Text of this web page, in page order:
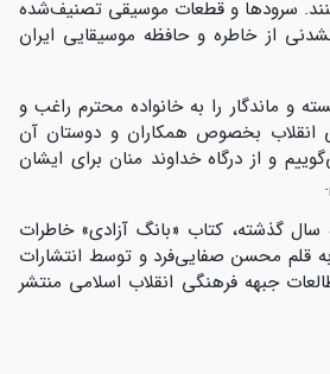
سرودها و قطعات موسیقی تصنیف‌شده
از خاطره و حافظه موسیقایی ایران
و ماندگار را به خانواده محترم راغب و
انقلاب بخصوص همکاران و دوستان آن
و از درگاه خداوند منان برای ایشان
سال گذشته، کتاب «بانگ آزادی» خاطرات
قلم محسن صفایی‌فرد و توسط انتشارات
جبهه فرهنگی انقلاب اسلامی منتشر